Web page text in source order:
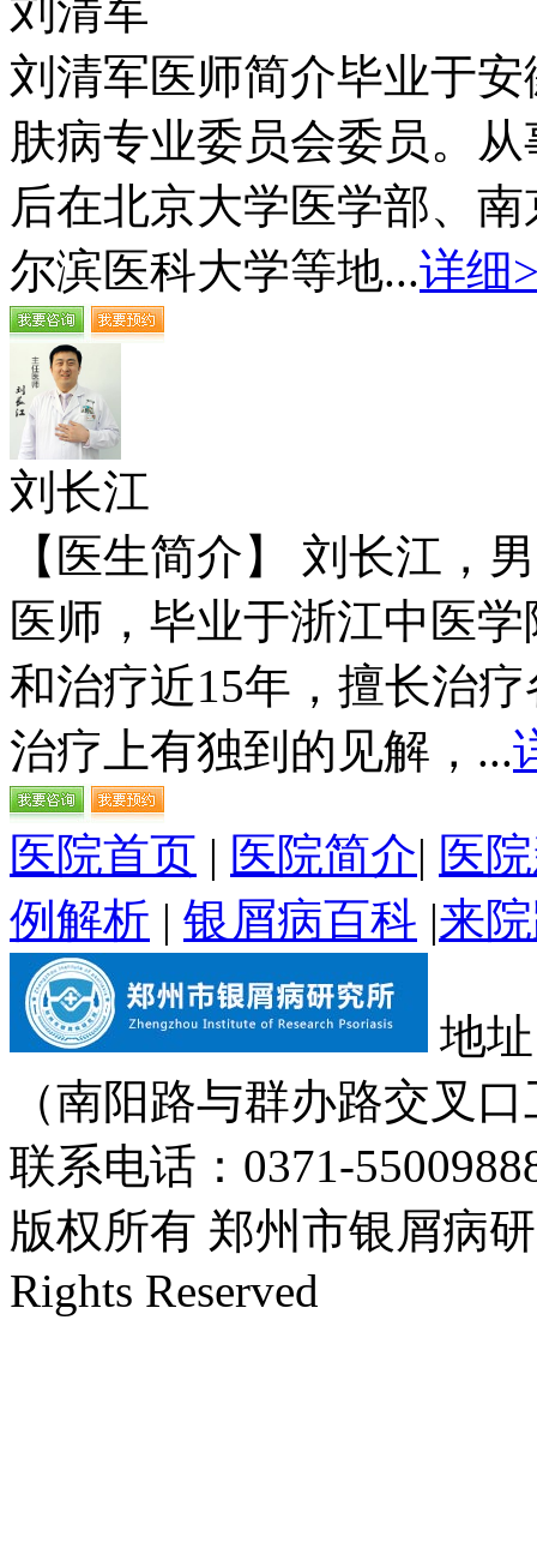
刘清军
刘清军医师简介毕业于
肤病专业委员会委员。
后在北京大学医学部、
尔滨医科大学等地...详细
刘长江
【医生简介】 刘长江，
医师，毕业于浙江中医
和治疗近15年，擅长治
治疗上有独到的见解，...
医院首页 | 医院简介| 医
例解析 | 银屑病百科 |来
地
（南阳路与群办路交叉
联系电话：0371-
版权所有 郑州市银屑病
Rights Reserved